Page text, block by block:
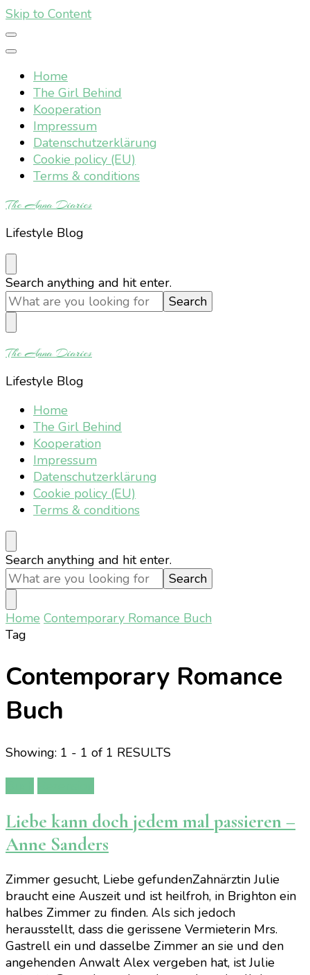
Skip to Content
Home
The Girl Behind
Kooperation
Impressum
Datenschutzerklärung
Cookie policy (EU)
Terms & conditions
The Anna Diaries
Lifestyle Blog
Looking
for
Something?
Search anything and hit enter.
The Anna Diaries
Lifestyle Blog
Home
The Girl Behind
Kooperation
Impressum
Datenschutzerklärung
Cookie policy (EU)
Terms & conditions
Looking
for
Something?
Search anything and hit enter.
Home Contemporary Romance Buch
Tag
Contemporary Romance
Buch
Showing: 1 - 1 of 1 RESULTS
Liebe kann doch jedem mal passieren –
Anne Sanders
Zimmer gesucht, Liebe gefundenZahnärztin Julie
braucht eine Auszeit und ist heilfroh, in Brighton ein
halbes Zimmer zu finden. Als sich jedoch
herausstellt, dass die gerissene Vermieterin Mrs.
Gastrell ein und dasselbe Zimmer an sie und den
angehenden Anwalt Alex vergeben hat, ist Julie